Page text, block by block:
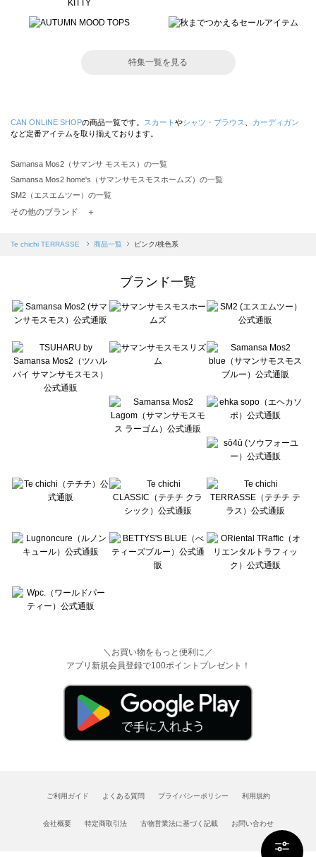
特集一覧を見る
CAN ONLINE SHOPの商品一覧です。 スカート やシャツ・ブラウス
カーディガン
など定番アイテムを取り揃えております。
Samansa Mos2（サマンサ モスモス）の一覧
Samansa Mos2 home's（サマンサモスモスホームズ）の一覧
SM2（エスエムツー）の一覧
TSUHARU by Samansa Mos2（ツハルバイサマンサモスモス）の一覧
Samansa Mos2 blue（サマンサモスモス ブルー）の一覧
Te chichi（テチチ）の一覧
Te chichi CLASSIC（テチチ クラシック）の一覧
Lugnoncure（ルノンキュール）の一覧
BETTY'S BLUE（べティーズブルー）の一覧
Wpc.（ワールドパーティー）の一覧
その他のブランド ＋
Te chichi TERRASSE 商品一覧 ピンク/桃色系
ブランド一覧
＼お買い物をもっと便利に／
アプリ新規会員登録で100ポイントプレゼント！
ご利用ガイド よくある質問 プライバシーポリシー 利用規約
会社概要 特定商取引法 古物営業法に基づく記載 お問い合わせ